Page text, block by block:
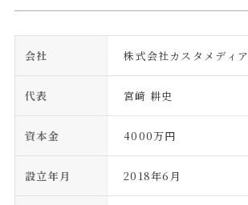
会社 株式会社カスタメディア
代表 宮﨑 耕史
資本金 4000万円
設立年月 2018年6月